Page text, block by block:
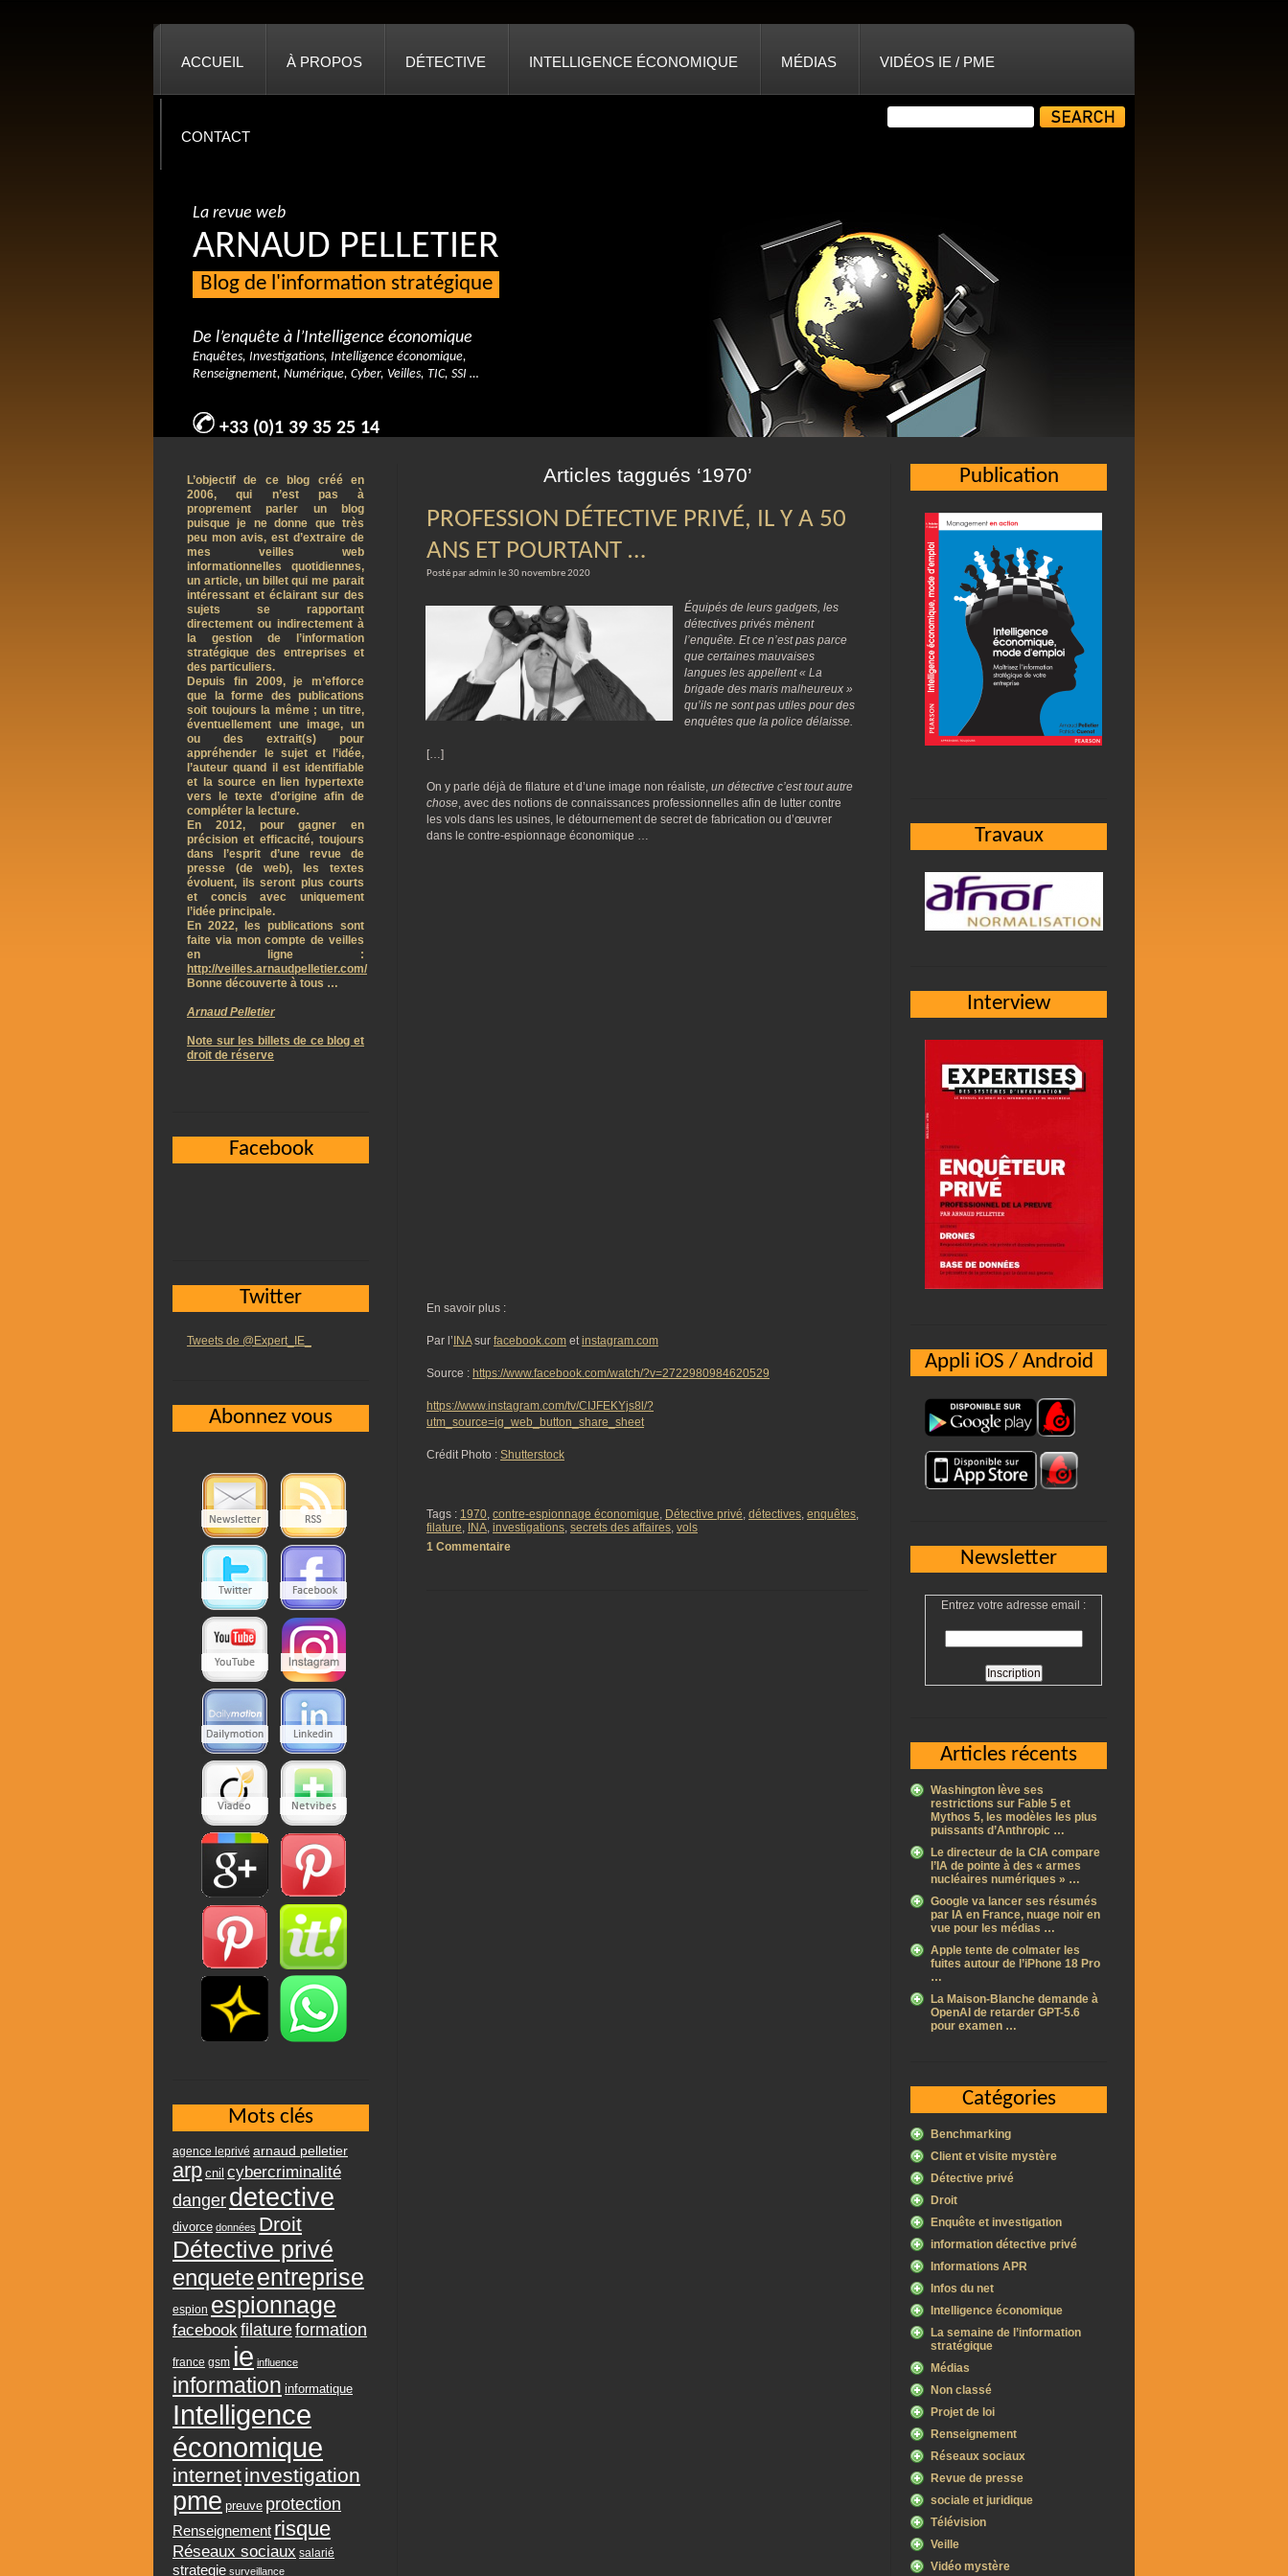
ACCUEIL À PROPOS DÉTECTIVE INTELLIGENCE ÉCONOMIQUE MÉDIAS VIDÉOS IE / PME
CONTACT
La revue web
ARNAUD PELLETIER
Blog de l'information stratégique
De l’enquête à l’Intelligence économique
Enquêtes, Investigations, Intelligence économique,
Renseignement, Numérique, Cyber, Veilles, TIC, SSI …
+33 (0)1 39 35 25 14
Articles taggués ‘1970’
PROFESSION DÉTECTIVE PRIVÉ, IL Y A 50
ANS ET POURTANT …
Posté par admin le 30 novembre 2020
Équipés de leurs gadgets, les
détectives privés mènent
l’enquête. Et ce n’est pas parce
que certaines mauvaises
langues les appellent « La
brigade des maris malheureux »
qu’ils ne sont pas utiles pour des
enquêtes que la police délaisse.
[…]
On y parle déjà de filature et d’une image non réaliste, un détective c’est tout autre
chose, avec des notions de connaissances professionnelles afin de lutter contre
les vols dans les usines, le détournement de secret de fabrication ou d’œuvrer
dans le contre-espionnage économique …
En savoir plus :
Par l’ INAsur facebook.com etinstagram.com
Source : https://www.facebook.com/watch/?v=2722980984620529
https://www.instagram.com/tv/CIJFEKYjs8l/?
utm_source=ig_web_button_share_sheet
Crédit Photo : Shutterstock
Tags : 1970, contre-espionnage économique, Détective privé, détectives, enquêtes,
filature, INA, investigations, secrets des affaires, vols
1 Commentaire
Publication
Travaux
Interview
Appli iOS / Android
Newsletter
Entrez votre adresse email :
Articles récents
Washington lève ses
restrictions sur Fable 5 et
Mythos 5, les modèles les plus
puissants d’Anthropic …
Le directeur de la CIA compare
l’IA de pointe à des « armes
nucléaires numériques » …
Google va lancer ses résumés
par IA en France, nuage noir en
vue pour les médias …
Apple tente de colmater les
fuites autour de l’iPhone 18 Pro
…
La Maison-Blanche demande à
OpenAI de retarder GPT-5.6
pour examen …
Catégories
Benchmarking
Client et visite mystère
Détective privé
Droit
Enquête et investigation
information détective privé
Informations APR
Infos du net
Intelligence économique
La semaine de l’information
stratégique
Médias
Non classé
Projet de loi
Renseignement
Réseaux sociaux
Revue de presse
sociale et juridique
Télévision
Veille
Vidéo mystère
L’objectif de ce blog créé en
2006, qui n’est pas à
proprement parler un blog
puisque je ne donne que très
peu mon avis, est d’extraire de
mes veilles web
informationnelles quotidiennes,
un article, un billet qui me parait
intéressant et éclairant sur des
sujets se rapportant
directement ou indirectement à
la gestion de l’information
stratégique des entreprises et
des particuliers.
Depuis fin 2009, je m’efforce
que la forme des publications
soit toujours la même ; un titre,
éventuellement une image, un
ou des extrait(s) pour
appréhender le sujet et l’idée,
l’auteur quand il est identifiable
et la source en lien hypertexte
vers le texte d’origine afin de
compléter la lecture.
En 2012, pour gagner en
précision et efficacité, toujours
dans l’esprit d’une revue de
presse (de web), les textes
évoluent, ils seront plus courts
et concis avec uniquement
l’idée principale.
En 2022, les publications sont
faite via mon compte de veilles
en ligne :
http://veilles.arnaudpelletier.com/
Bonne découverte à tous …
Arnaud Pelletier
Note sur les billets de ce blog et
droit de réserve
Facebook
Twitter
Tweets de @Expert_IE_
Abonnez vous
Mots clés
agence leprivé arnaud pelletier
arp cnil cybercriminalité
danger detective
divorce données Droit
Détective privé
enqueteentreprise
espion espionnage
facebookfilatureformation
france gsm ie influence
information informatique
Intelligence
économique
internetinvestigation
pme preuve protection
Renseignement risque
Réseaux sociaux salarié
strategie surveillance